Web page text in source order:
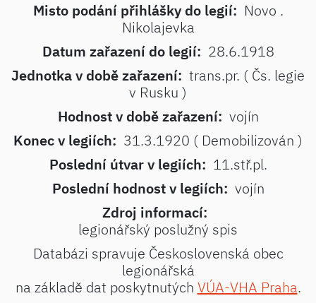
Misto podání přihlášky do legií: Novo .
Nikolajevka
Datum zařazení do legií: 28.6.1918
Jednotka v době zařazení: trans.pr. ( Čs. legie
v Rusku )
Hodnost v době zařazení: vojín
Konec v legiích: 31.3.1920 ( Demobilizován )
Poslední útvar v legiích: 11.stř.pl.
Poslední hodnost v legiích: vojín
Zdroj informací:
legionářský poslužný spis
Databázi spravuje Československá obec
legionářská
na základě dat poskytnutých VÚA-VHA Praha.